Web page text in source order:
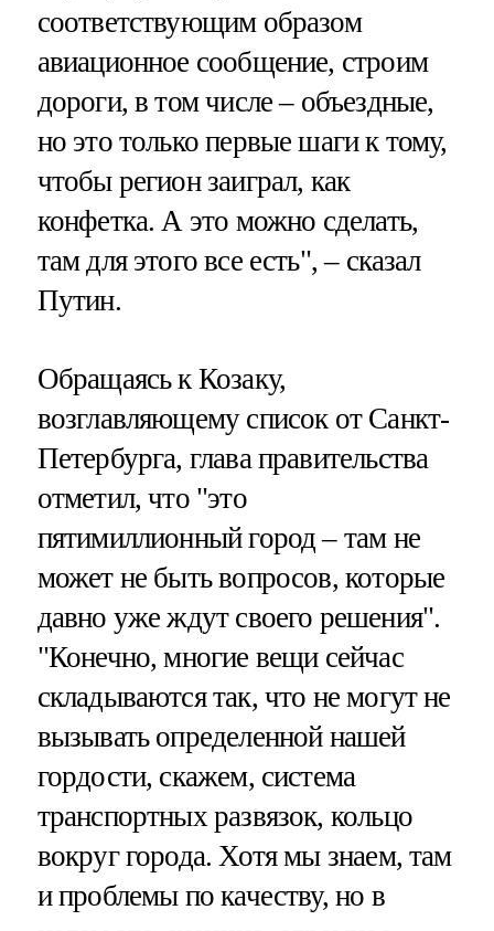
соответствующим образом
авиационное сообщение, строим
дороги, в том числе – объездные,
но это только первые шаги к тому,
чтобы регион заиграл, как
конфетка. А это можно сделать,
там для этого все есть", – сказал
Путин.
Обращаясь к Козаку,
возглавляющему список от Санкт-
Петербурга, глава правительства
отметил, что "это
пятимиллионный город – там не
может не быть вопросов, которые
давно уже ждут своего решения".
"Конечно, многие вещи сейчас
складываются так, что не могут не
вызывать определенной нашей
гордости, скажем, система
транспортных развязок, кольцо
вокруг города. Хотя мы знаем, там
и проблемы по качеству, но в